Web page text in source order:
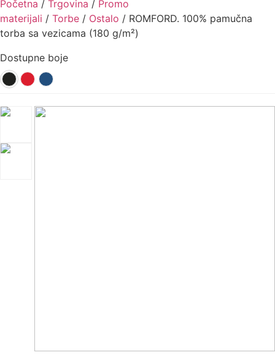
Početna / Trgovina / Promo
materijali / Torbe / Ostalo / ROMFORD. 100% pamučna
torba sa vezicama (180 g/m²)
Dostupne boje